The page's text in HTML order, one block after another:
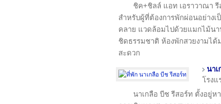
ชิค+ชิลล์ แอท เอราวาณา
สำหรับผู้ที่ต้องการพักผ่อนอย่างเ
คลาย แวดล้อมไปด้วยแมกไม้น
ชิดธรรมชาติ ห้องพักสวยงามไ
สะดวก
นาเ
โรง
นาเกลือ บีช รีสอร์ท ตั้งอยู่ห